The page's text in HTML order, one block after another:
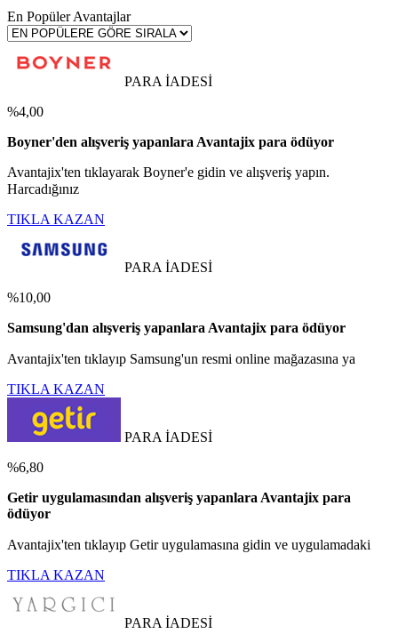
En Popüler Avantajlar
PARA İADESİ
%4,00
Boyner'den alışveriş yapanlara Avantajix para ödüyor
Avantajix'ten tıklayarak Boyner'e gidin ve alışveriş yapın.
Harcadığınız
TIKLA KAZAN
PARA İADESİ
%10,00
Samsung'dan alışveriş yapanlara Avantajix para ödüyor
Avantajix'ten tıklayıp Samsung'un resmi online mağazasına ya
TIKLA KAZAN
PARA İADESİ
%6,80
Getir uygulamasından alışveriş yapanlara Avantajix para
ödüyor
Avantajix'ten tıklayıp Getir uygulamasına gidin ve uygulamadaki
TIKLA KAZAN
PARA İADESİ